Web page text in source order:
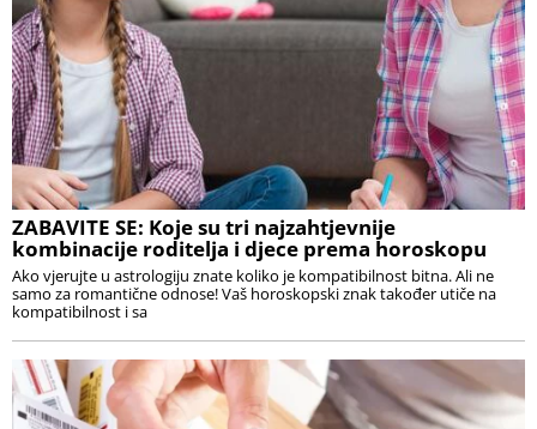
ZABAVITE SE: Koje su tri najzahtjevnije
kombinacije roditelja i djece prema horoskopu
Ako vjerujte u astrologiju znate koliko je kompatibilnost bitna. Ali ne
samo za romantične odnose! Vaš horoskopski znak također utiče na
kompatibilnost i sa